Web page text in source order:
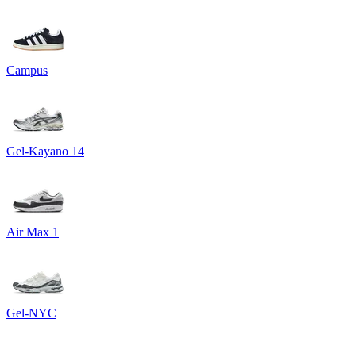
Campus
Gel-Kayano 14
Air Max 1
Gel-NYC